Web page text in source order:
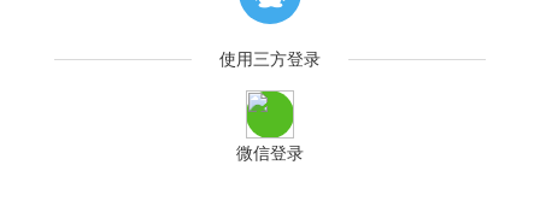
使用三方登录
微信登录